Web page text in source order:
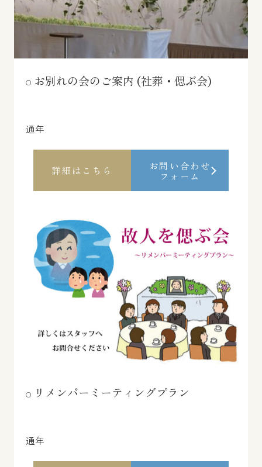
お別れの会のご案内 (社葬・偲ぶ会)
通年
詳細はこちら
お問い合わせ
フォーム
リメンバーミーティングプラン
通年